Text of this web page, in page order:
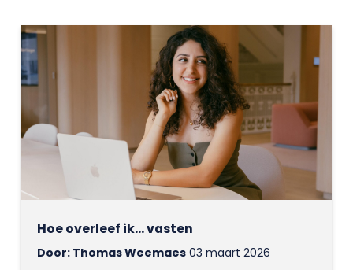
Hoe overleef ik... vasten
Door: Thomas Weemaes03 maart 2026